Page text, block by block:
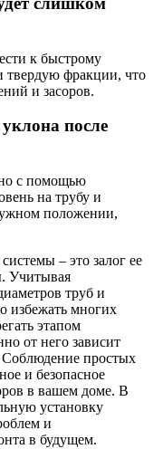
к быстрому
твердую фракции, что
и засоров.
после
с помощью
на трубу и
положении,
– это залог ее
Учитывая
труб и
избежать многих
этапом
от него зависит
Соблюдение простых
и безопасное
в вашем доме. В
установку
и
в будущем.